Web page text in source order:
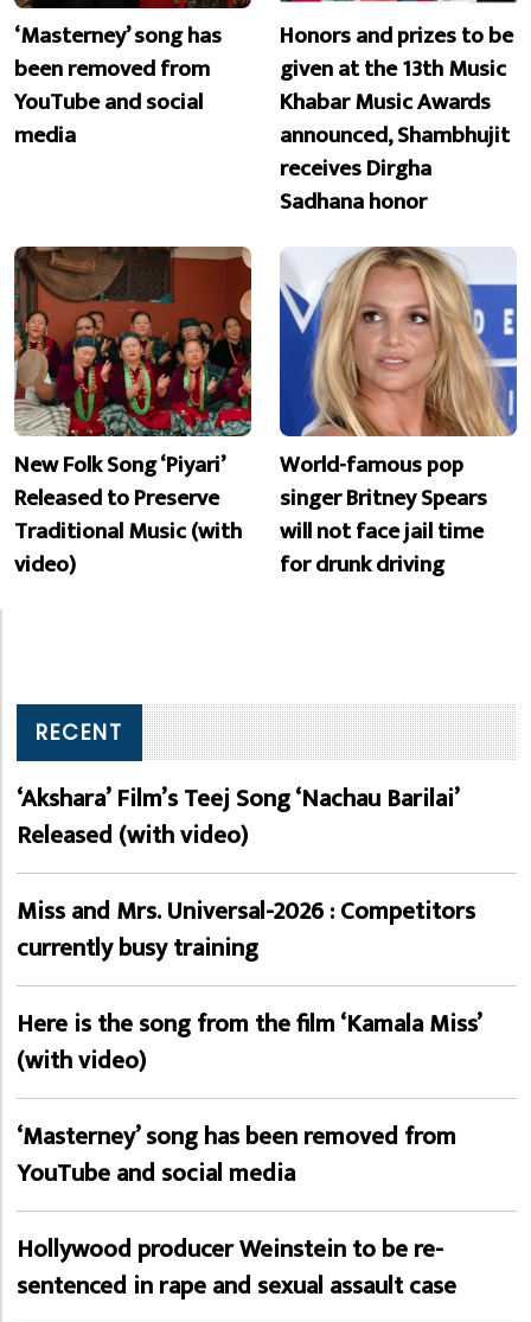
‘Masterney’ song has
been removed from
YouTube and social
media
Honors and prizes to be
given at the 13th Music
Khabar Music Awards
announced, Shambhujit
receives Dirgha
Sadhana honor
New Folk Song ‘Piyari’
Released to Preserve
Traditional Music (with
video)
World-famous pop
singer Britney Spears
will not face jail time
for drunk driving
RECENT
‘Akshara’ Film’s Teej Song ‘Nachau Barilai’
Released (with video)
Miss and Mrs. Universal-2026 : Competitors
currently busy training
Here is the song from the film ‘Kamala Miss’
(with video)
‘Masterney’ song has been removed from
YouTube and social media
Hollywood producer Weinstein to be re-
sentenced in rape and sexual assault case